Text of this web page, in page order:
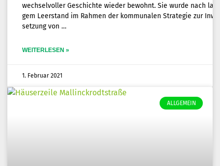
wech­sel­vol­ler Geschich­te wie­der bewohnt. Sie wur­de nach lan­
gem Leer­stand im Rah­men der kom­mu­na­len Stra­te­gie zur
set­zung von
WEITERLESEN »
1. Februar 2021
ALLGEMEIN